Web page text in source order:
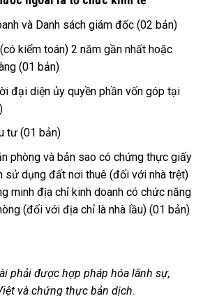
và Danh sách giám đốc (02 bản)
kiểm toán) 2 năm gần nhất hoặc
(01 bản)
đại diện ủy quyền phần vốn góp tại
tư (01 bản)
phòng và bản sao có chứng thực giấy
sử dụng đất nơi thuê (đối với nhà trệt)
minh địa chỉ kinh doanh có chức năng
(đối với địa chỉ là nhà lầu) (01 bản)
phải được hợp pháp hóa lãnh sự,
và chứng thực bản dịch.